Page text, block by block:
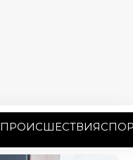
ПРОИСШЕСТВИЯ